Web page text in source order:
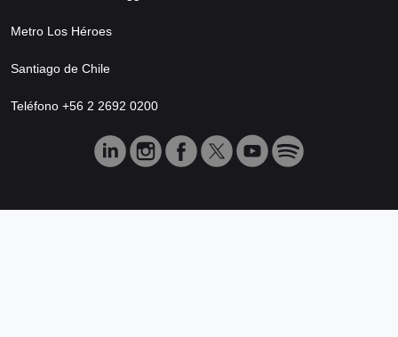
Metro Los Héroes
Santiago de Chile
Teléfono +56 2 2692 0200